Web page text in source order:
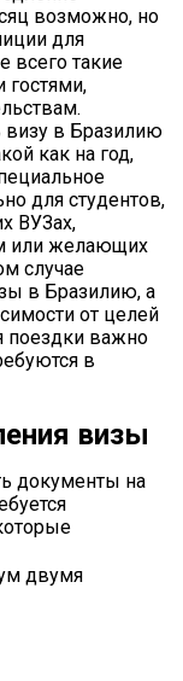
возможно, но
для
всего такие
гостями,
визу в Бразилию
как на год,
для студентов,
ВУЗах,
или желающих
случае
в Бразилию, а
от целей
поездки важно
в
визы
документы на
двумя